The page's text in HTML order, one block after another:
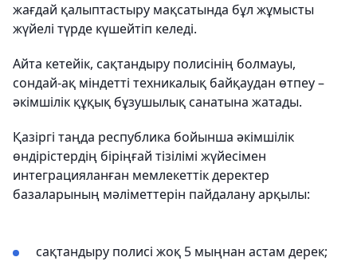
жағдай қалыптастыру мақсатында бұл жұмысты
жүйелі түрде күшейтіп келеді.
Айта кетейік, сақтандыру полисінің болмауы,
сондай-ақ міндетті техникалық байқаудан өтпеу –
әкімшілік құқық бұзушылық санатына жатады.
Қазіргі таңда республика бойынша әкімшілік
өндірістердің біріңғай тізілімі жүйесімен
интеграцияланған мемлекеттік деректер
базаларының мәліметтерін пайдалану арқылы:
сақтандыру полисі жоқ 5 мыңнан астам дерек;